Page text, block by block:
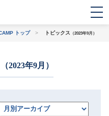
ス
探す
トップ> トピックス （2023年9月）
（2023年9月）